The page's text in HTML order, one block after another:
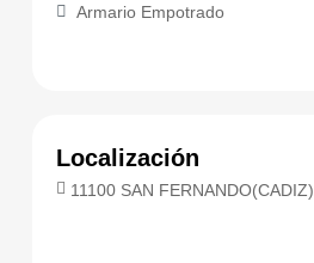
Armario Empotrado
Localización
11100 SAN FERNANDO(CADIZ)